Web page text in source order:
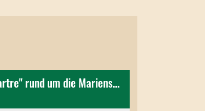
Kreativmarkt "Klein Montmartre" rund um die Mariensäule